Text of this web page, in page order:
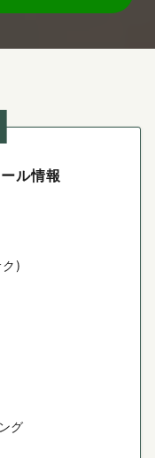
ル情報
)
グ